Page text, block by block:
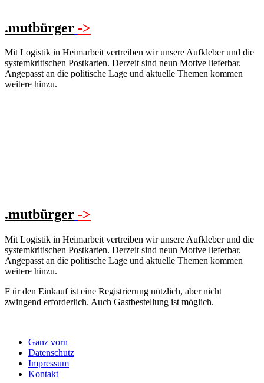
.mutbürger ->
Mit Logistik in Heimarbeit vertreiben wir unsere Aufkleber und die
systemkritischen Postkarten. Derzeit sind neun Motive lieferbar.
Angepasst an die politische Lage und aktuelle Themen kommen
weitere hinzu.
.mutbürger ->
Mit Logistik in Heimarbeit vertreiben wir unsere Aufkleber und die
systemkritischen Postkarten. Derzeit sind neun Motive lieferbar.
Angepasst an die politische Lage und aktuelle Themen kommen
weitere hinzu.
F ür den Einkauf ist eine Registrierung nützlich, aber nicht
zwingend erforderlich. Auch Gastbestellung ist möglich.
Ganz vorn
Datenschutz
Impressum
Kontakt